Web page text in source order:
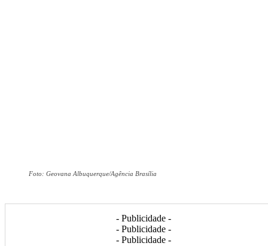
Foto: Geovana Albuquerque/Agência Brasília
- Publicidade -
- Publicidade -
- Publicidade -